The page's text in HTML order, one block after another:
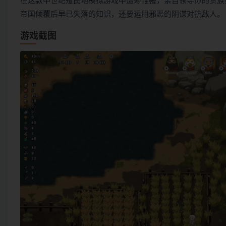
帝国倾覆后早已失落的知识，还要运用邪恶的阴谋对抗敌人。
游戏截图